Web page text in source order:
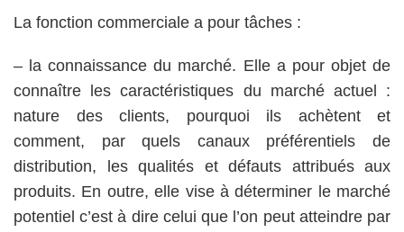
La fonction commerciale a pour tâches :
– la connaissance du marché. Elle a pour objet de
connaître les caractéristiques du marché actuel :
nature des clients, pourquoi ils achètent et
comment, par quels canaux préférentiels de
distribution, les qualités et défauts attribués aux
produits. En outre, elle vise à déterminer le marché
potentiel c’est à dire celui que l’on peut atteindre par